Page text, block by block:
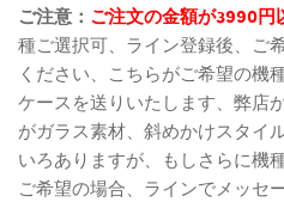
ご注意： ご注文の金額が3990円
種ご選択可、ライン登録後、ご
ください、こちらがご希望の機
ケースを送りいたします、弊店
がガラス素材、斜めかけスタイ
いろありますが、もしさらに機
ご希望の場合、ラインでメッセ